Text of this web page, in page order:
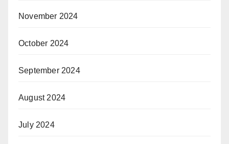
November 2024
October 2024
September 2024
August 2024
July 2024